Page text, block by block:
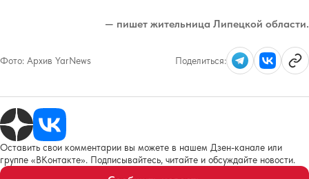
— пишет жительница Липецкой области.
Фото: Архив YarNews Поделиться:
Оставить свои комментарии вы можете в нашем Дзен-канале или
группе «ВКонтакте». Подписывайтесь, читайте и обсуждайте новости.